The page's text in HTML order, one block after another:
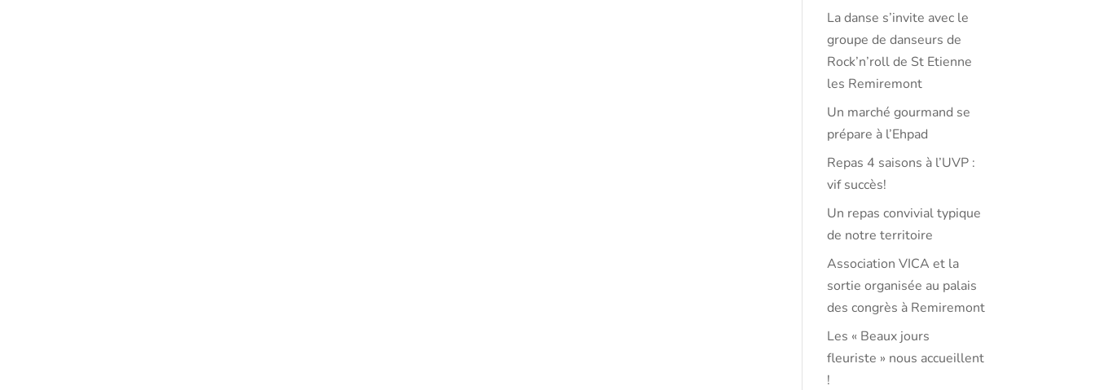
La danse s’invite avec le
groupe de danseurs de
Rock’n’roll de St Etienne
les Remiremont
Un marché gourmand se
prépare à l’Ehpad
Repas 4 saisons à l’UVP :
vif succès!
Un repas convivial typique
de notre territoire
Association VICA et la
sortie organisée au palais
des congrès à Remiremont
Les « Beaux jours
fleuriste » nous accueillent
!